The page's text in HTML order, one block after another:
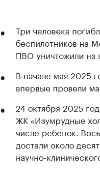
Три человека
беспилотников на
ПВО уничтожили на
В начале мая 2025
впервые провели
24 октября 2025
ЖК «Изумрудные
числе ребенок.
достали около
научно-